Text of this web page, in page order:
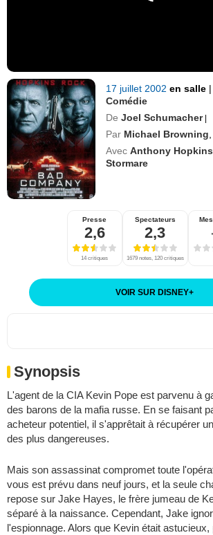
17 juillet 2002en salle |
Comédie
De Joel Schumacher |
Par Michael Browning
Avec Anthony Hopkins
Stormare
Presse
2,6
14 critiques
Spectateurs
2,3
1679 notes, 120 critiques
VOIR SUR DISNEY+
Synopsis
L'agent de la CIA Kevin Pope est parvenu à
des barons de la mafia russe. En se faisant
acheteur potentiel, il s'apprêtait à récupérer
des plus dangereuses.
Mais son assassinat compromet toute
vous est prévu dans neuf jours, et la seule
repose sur Jake Hayes, le frère jumeau de
séparé à la naissance. Cependant, Jake
l'espionnage. Alors que Kevin était astucieux,